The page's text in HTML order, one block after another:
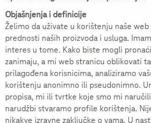
Objašnjenja i definicije
Želimo da uživate u korištenju naše
prednosti naših proizvoda i usluga.
interes u tome. Kako biste mogli
zanimaju, a mi web stranicu oblikovati
prilagođena korisnicima, analiziramo
korištenju anonimno ili pseudonimno.
propisa, mi ili tvrtke koje smo mi
narudžbi stvaramo profile korištenja.
nikakve izravne zaključke o vama. U